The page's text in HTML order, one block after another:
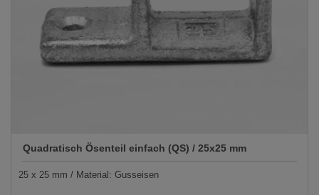
Quadratisch Ösenteil einfach (QS) / 25x25 mm
25 x 25 mm / Material: Gusseisen